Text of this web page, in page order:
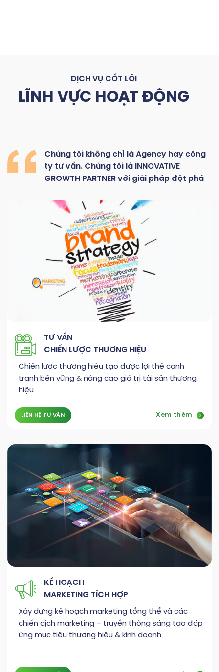
DỊCH VỤ CỐT LÕI
LĨNH VỰC HOẠT ĐỘNG
Chúng tôi không chỉ là Agency hay công
ty tư vấn. Chúng tôi là
INNOVATIVE
GROWTH PARTNER với giải pháp đột phá
TƯ VẤN
CHIẾN LƯỢC THƯƠNG HIỆU
Chiến lược thương hiệu tạo được lợi thế cạnh
tranh bền vững & nâng cao giá trị tài sản thương
hiệu
LIÊN HỆ TƯ VẤN Xem thêm
KẾ HOẠCH
MARKETING TÍCH HỢP
Xây dựng kế hoạch marketing tổng thể và các
chiến dịch marketing – truyền thông sáng tạo đáp
ứng mục tiêu thương hiệu & kinh doanh